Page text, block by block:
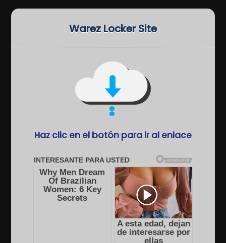
Warez Locker Site
Haz clic en el botón para ir al enlace